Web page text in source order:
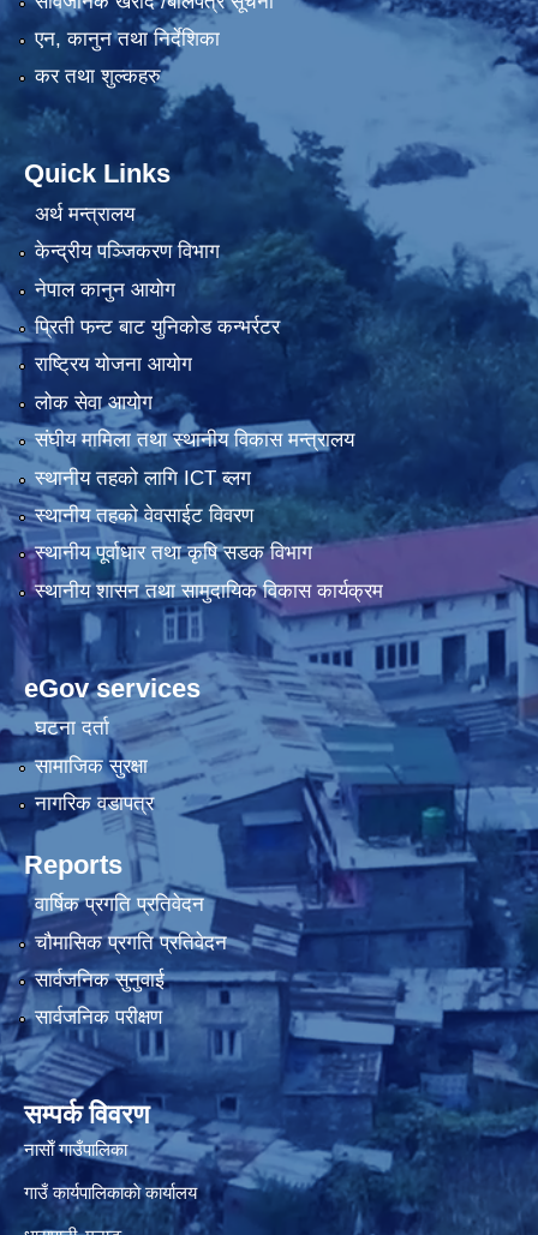
एन, कानुन तथा निर्देशिका
कर तथा शुल्कहरु
Quick Links
अर्थ मन्त्रालय
केन्द्रीय पञ्जिकरण विभाग
नेपाल कानुन आयोग
प्रिती फन्ट बाट युनिकोड कन्भर्रटर
राष्ट्रिय योजना आयोग
लोक सेवा आयोग
संघीय मामिला तथा स्थानीय विकास मन्त्रालय
स्थानीय तहको लागि ICT ब्लग
स्थानीय तहको वेवसाईट विवरण
स्थानीय पूर्वाधार तथा कृषि सडक विभाग
स्थानीय शासन तथा सामुदायिक विकास कार्यक्रम
eGov services
घटना दर्ता
सामाजिक सुरक्षा
नागरिक वडापत्र
Reports
वार्षिक प्रगति प्रतिवेदन
चौमासिक प्रगति प्रतिवेदन
सार्वजनिक सुनुवाई
सार्वजनिक परीक्षण
सम्पर्क विवरण
नासाेँ गाउँपालिका
गाउँ कार्यपालिकाकाे कार्यालय